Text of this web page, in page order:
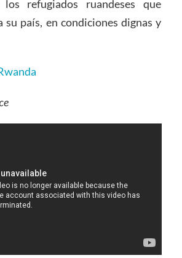
refugiados ruandeses que
su país, en condiciones dignas y